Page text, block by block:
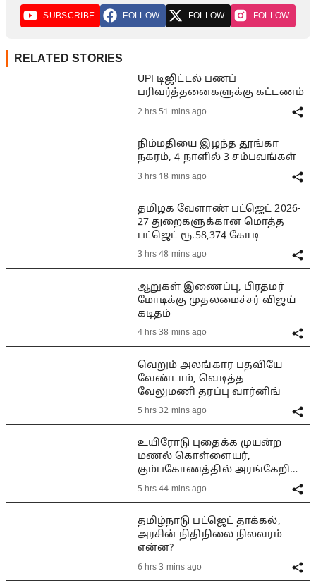
SUBSCRIBE FOLLOW FOLLOW FOLLOW
RELATED STORIES
UPI டிஜிட்டல் பணப்
பரிவர்த்தனைகளுக்கு கட்டணம்
2 hrs 51 mins ago
நிம்மதியை இழந்த தூங்கா
நகரம், 4 நாளில் 3 சம்பவங்கள்
3 hrs 18 mins ago
தமிழக வேளாண் பட்ஜெட் 2026-
27 துறைகளுக்கான மொத்த
பட்ஜெட் ரூ.58,374 கோடி
3 hrs 48 mins ago
ஆறுகள் இணைப்பு, பிரதமர்
மோடிக்கு முதலமைச்சர் விஜய்
கடிதம்
4 hrs 38 mins ago
வெறும் அலங்கார பதவியே
வேண்டாம், வெடித்த
வேலுமணி தரப்பு வார்னிங்
5 hrs 32 mins ago
உயிரோடு புதைக்க முயன்ற
மணல் கொள்ளையர்,
கும்பகோணத்தில் அரங்கேறிய
பயங்கரம்
5 hrs 44 mins ago
தமிழ்நாடு பட்ஜெட் தாக்கல்,
அரசின் நிதிநிலை நிலவரம்
என்ன?
6 hrs 3 mins ago